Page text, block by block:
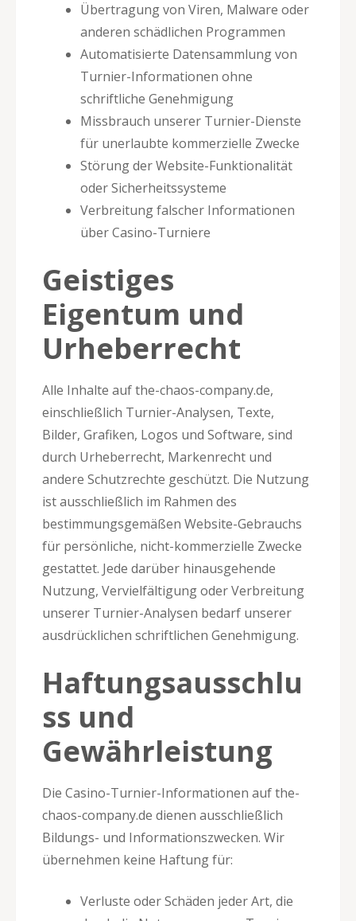
Übertragung von Viren, Malware oder
anderen schädlichen Programmen
Automatisierte Datensammlung von
Turnier-Informationen ohne
schriftliche Genehmigung
Missbrauch unserer Turnier-Dienste
für unerlaubte kommerzielle Zwecke
Störung der Website-Funktionalität
oder Sicherheitssysteme
Verbreitung falscher Informationen
über Casino-Turniere
Geistiges
Eigentum und
Urheberrecht
Alle Inhalte auf the-chaos-company.de,
einschließlich Turnier-Analysen, Texte,
Bilder, Grafiken, Logos und Software, sind
durch Urheberrecht, Markenrecht und
andere Schutzrechte geschützt. Die Nutzung
ist ausschließlich im Rahmen des
bestimmungsgemäßen Website-Gebrauchs
für persönliche, nicht-kommerzielle Zwecke
gestattet. Jede darüber hinausgehende
Nutzung, Vervielfältigung oder Verbreitung
unserer Turnier-Analysen bedarf unserer
ausdrücklichen schriftlichen Genehmigung.
Haftungsausschlu
ss und
Gewährleistung
Die Casino-Turnier-Informationen auf the-
chaos-company.de dienen ausschließlich
Bildungs- und Informationszwecken. Wir
übernehmen keine Haftung für:
Verluste oder Schäden jeder Art, die